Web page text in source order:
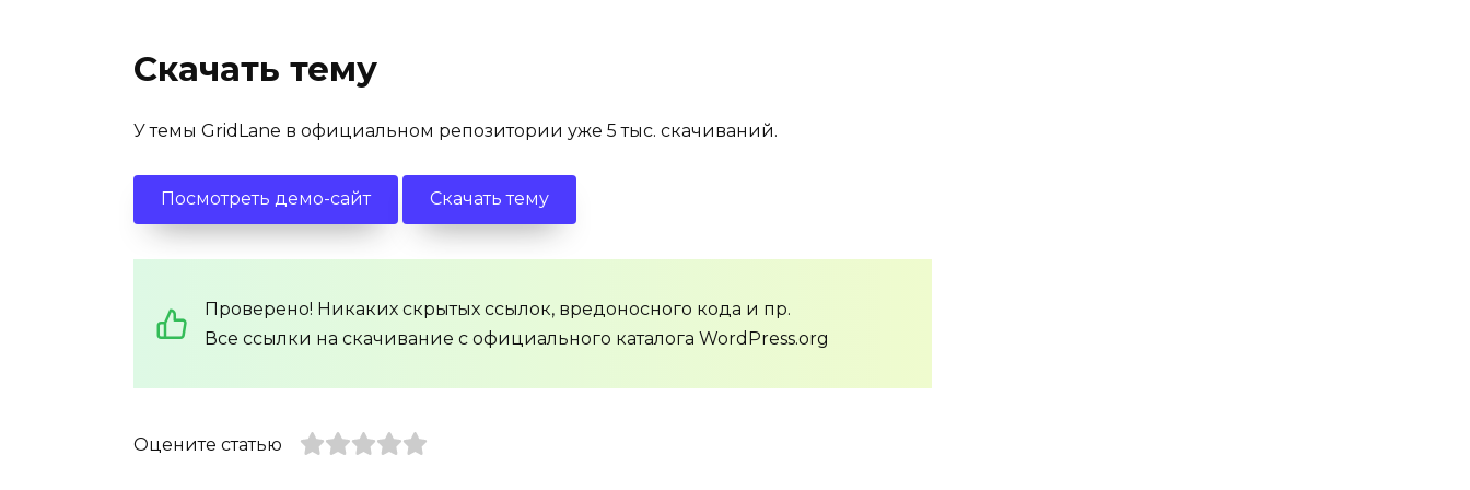
Скачать тему
У темы GridLane в официальном репозитории уже 5 тыс. скачиваний.
Посмотреть демо-сайт Скачать тему
Проверено! Никаких скрытых ссылок, вредоносного кода и пр.
Все ссылки на скачивание с официального каталога WordPress.org
Оцените статью